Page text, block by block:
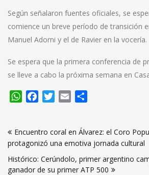
Según señalaron fuentes oficiales, se
comience un breve período de transición
Manuel Adorni y el de Ravier en la vocería.
Se espera que la primera conferencia de
se lleve a cabo la próxima semana en
WhatsApp
FacebookTwitter
Email
de
entradas
Encuentro coral en Álvarez: el Coro
protagonizó una emotiva jornada cultural
Histórico: Cerúndolo, primer argentino
ganador de su primer ATP 500